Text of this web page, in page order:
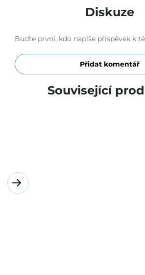
Diskuze
Buďte první, kdo napíše příspěvek k
Přidat komentář
Související